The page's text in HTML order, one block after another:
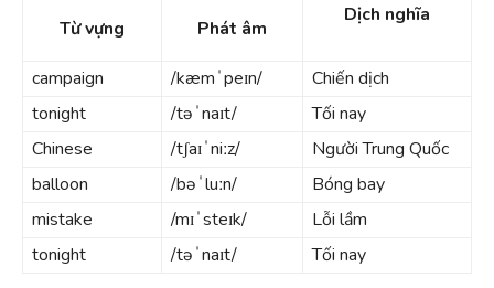
Từ vựng Phát âm
Dịch nghĩa
campaign /kæmˈpeɪn/
Chiến dịch
tonight
/təˈnaɪt/
Tối nay
Chinese
/tʃaɪˈniːz/
Người Trung Quốc
balloon
/bəˈluːn/
Bóng bay
mistake
/mɪˈsteɪk/
Lỗi lầm
tonight
/təˈnaɪt/ Tối nay